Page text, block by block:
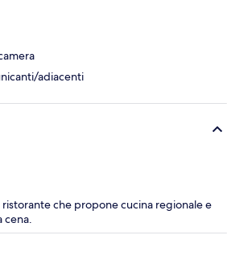
adiacenti
ristorante che propone cucina regionale e
cena.